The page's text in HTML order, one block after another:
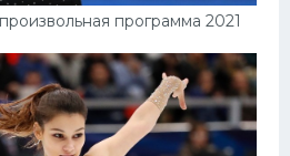
программа 2021